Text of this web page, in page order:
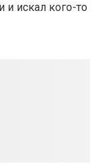
и искал кого-то